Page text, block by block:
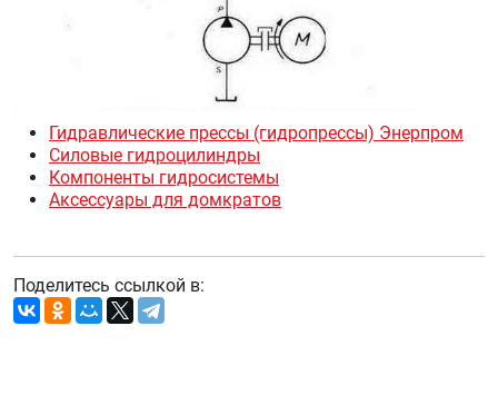
Гидравлические прессы (гидропрессы) Энерпром
Силовые гидроцилиндры
Компоненты гидросистемы
Аксессуары для домкратов
Поделитесь ссылкой в: